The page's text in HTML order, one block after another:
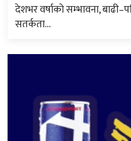
देशभर वर्षाको सम्भावना,
सतर्कता…